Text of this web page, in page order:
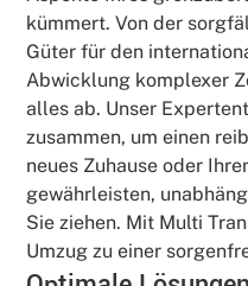
kümmert. Von der
Güter für den
Abwicklung komplexer
alles ab. Unser
zusammen, um einen
neues Zuhause oder
gewährleisten,
Sie ziehen. Mit Multi
Umzug zu einer